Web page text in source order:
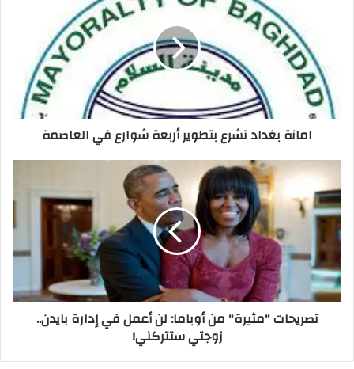
شوارع
العاصمة
امانة بغداد تشرع بتطوير أربعة شوارع في العاصمة
من
أوباما:
لن
أعمل
في
إدارة
بايدن..
زوجتيتصريحات "مثيرة" من أوباما: لن أعمل في إدارة بايدن..
زوجتي ستتركني!